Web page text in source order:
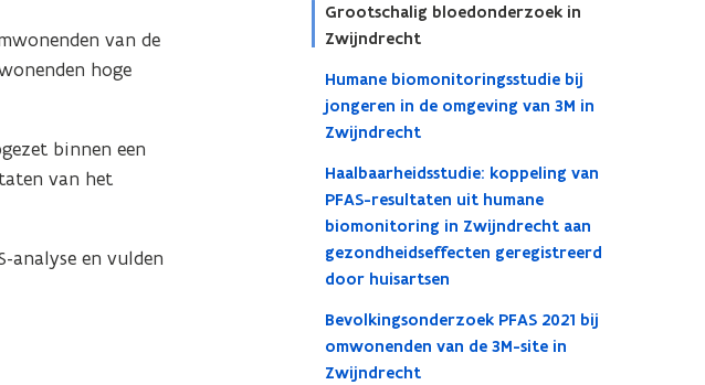
Grootschalig bloedonderzoek in
Zwijndrecht
Humane biomonitoringsstudie bij
jongeren in de omgeving van 3M in
Zwijndrecht
Haalbaarheidsstudie: koppeling van
PFAS-resultaten uit humane
biomonitoring in Zwijndrecht aan
gezondheidseffecten geregistreerd
door huisartsen
Bevolkingsonderzoek PFAS 2021 bij
omwonenden van de 3M-site in
Zwijndrecht
van de
hoge
binnen een
van het
analyse en vulden